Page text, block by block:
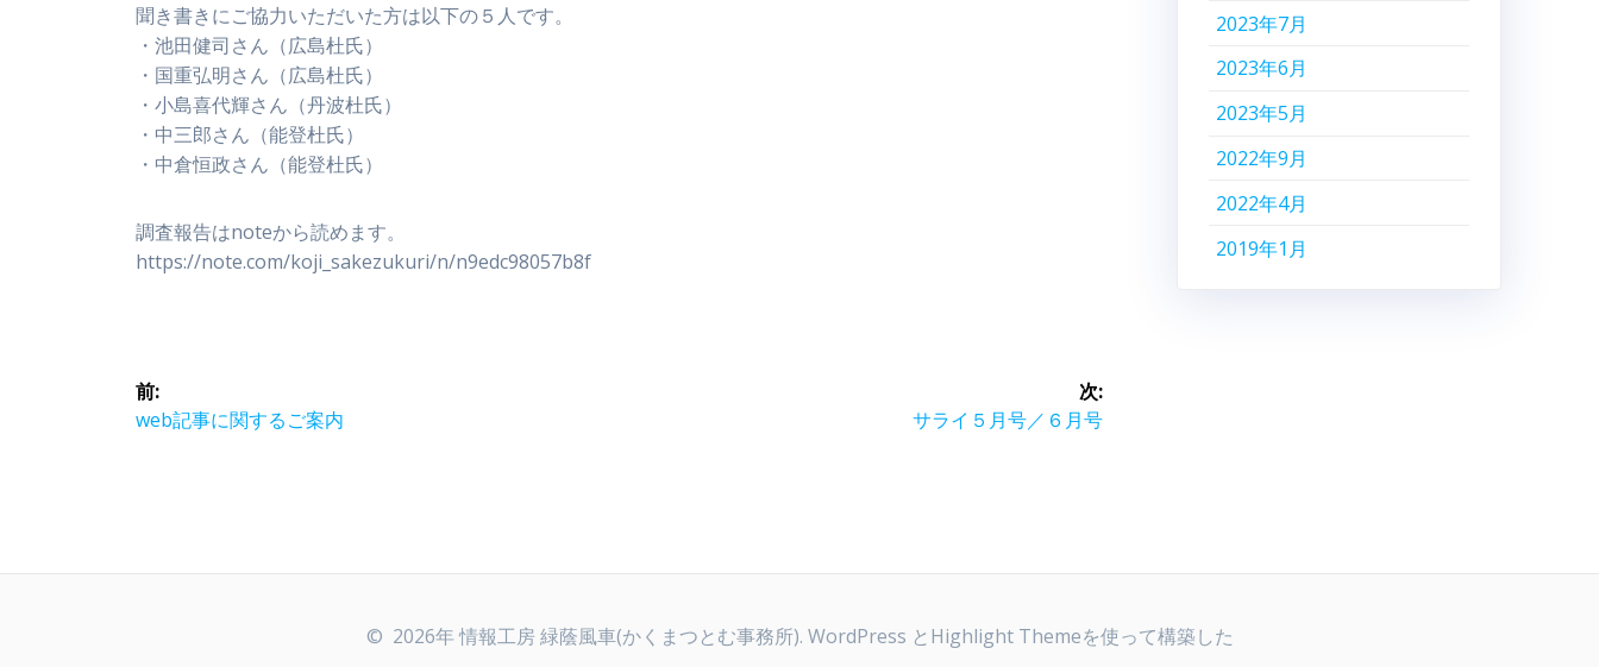
聞き書きにご協力いただいた方は以下の５人です。
・池田健司さん（広島杜氏）
・国重弘明さん（広島杜氏）
・小島喜代輝さん（丹波杜氏）
・中三郎さん（能登杜氏）
・中倉恒政さん（能登杜氏）
調査報告はnoteから読めます。
https://note.com/koji_sakezukuri/n/n9edc98057b8f
投
稿
前:
前
web記事に関するご案内
次:
次
サライ５月号／６月号
2023年7月
2023年6月
2023年5月
2022年9月
2022年4月
2019年1月
© 2026年 情報工房 緑蔭風車(かくまつとむ事務所). WordPress と Highlight Themeを使って構築した